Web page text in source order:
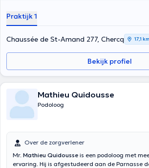
Praktijk 1
Chaussée de St-Amand 277, Chercq 17,1 km
Bekijk profiel
Mathieu Quidousse
Podoloog
Over de zorgverlener
Mr. Mathieu Quidousse is een podoloog met
ervaring. Hij is afgestudeerd aan de Parnasse